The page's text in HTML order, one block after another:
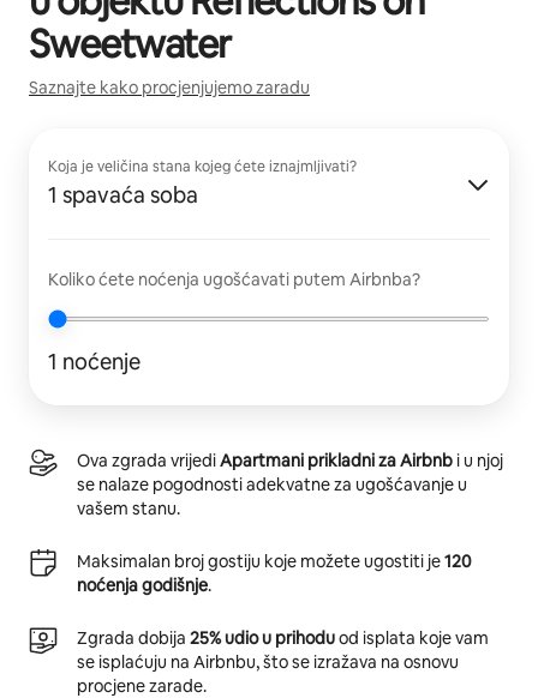
Sweetwater
Saznajte kako procjenjujemo zaradu
Koja je veličina stana kojeg ćete iznajmljivati?
1 spavaća soba
Koliko ćete noćenja ugošćavati putem Airbnba?
1 noćenje
Ova zgrada vrijediApartmani prikladni za Airbnb i u njoj
se nalaze pogodnosti adekvatne za ugošćavanje u
vašem stanu.
Maksimalan broj gostiju koje možete ugostiti je120
noćenja godišnje.
Zgrada dobija 25% udio u prihoduod isplata koje vam
se isplaćuju na Airbnbu, što se izražava na osnovu
procjene zarade.